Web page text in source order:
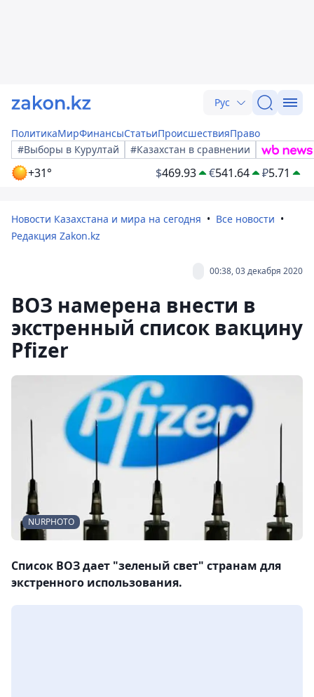
Рус
ПолитикаМирФинансыСтатьиПроисшествияПраво
#Выборы в Курултай
#Казахстан в сравнении
+31° $469.93 €541.64 ₽5.71
Новости Казахстана и мира на сегодня
Все новости
Редакция Zakon.kz
00:38, 03 декабря 2020
ВОЗ намерена внести в
экстренный список вакцину
Pfizer
NURPHOTO
Список ВОЗ дает "зеленый свет" странам для
экстренного использования.